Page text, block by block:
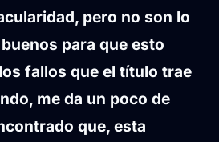
pero no son lo
para que esto
fallos que el título trae
me da un poco de
que, esta